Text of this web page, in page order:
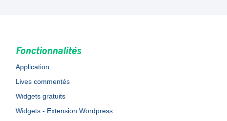
Fonctionnalités
Application
Lives commentés
Widgets gratuits
Widgets - Extension Wordpress